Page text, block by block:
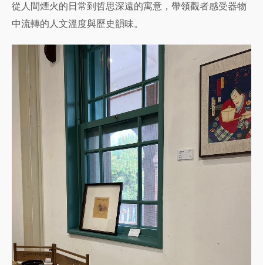
從人間煙火的日常到哲思深遠的寓意，帶領觀者感受器物
中流轉的人文溫度與歷史韻味。